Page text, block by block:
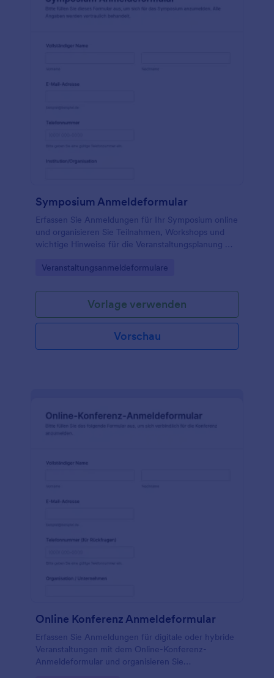
Symposium Anmeldeformular
Erfassen Sie Anmeldungen für Ihr Symposium online
und organisieren Sie Teilnahmen, Workshops und
wichtige Hinweise für die Veranstaltungsplanung mit
Go to Category:
Veranstaltungsanmeldeformulare
Vorlage verwenden
Vorschau
Online Konferenz Anmeldeformular
Erfassen Sie Anmeldungen für digitale oder hybride
Veranstaltungen mit dem Online-Konferenz-
Anmeldeformular und organisieren Sie